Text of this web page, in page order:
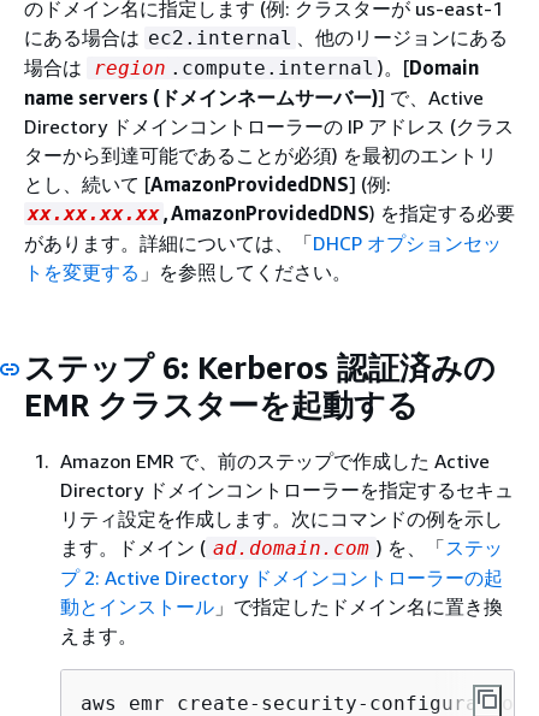
のドメイン名に指定します (例: クラスターが us-east-1
にある場合は ec2.internal
、他のリージョンにある
場合は
region .compute.internal )。[Domain
name servers (ドメインネームサーバー)] で、Active
Directory ドメインコントローラーの IP アドレス (クラス
ターから到達可能であることが必須) を最初のエントリ
とし、続いて [AmazonProvidedDNS] (例:
xx.xx.xx.xx,AmazonProvidedDNS) を指定する必要
があります。詳細については、「DHCP オプションセッ
トを変更する 」を参照してください。
ステップ 6: Kerberos 認証済みの
EMR クラスターを起動する
Amazon EMR で、前のステップで作成した Active
Directory ドメインコントローラーを指定するセキュ
リティ設定を作成します。次にコマンドの例を示し
ます。ドメイン ( ad.domain.com ) を、「ステッ
プ 2: Active Directory ドメインコントローラーの起
動とインストール 」で指定したドメイン名に置き換
えます。
aws emr create-security-configuration